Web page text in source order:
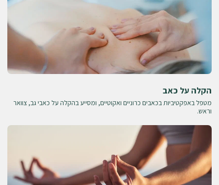
הקלה על כאב
מטפל באפקטיביות בכאבים כרוניים ואקוטיים, ומסייע בהקלה על כאבי גב, צוואר
וראש.